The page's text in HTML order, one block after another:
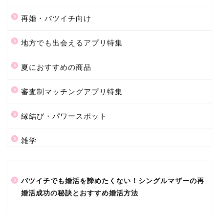
再婚・バツイチ向け
地方でも出会えるアプリ特集
夏におすすめの商品
審査制マッチングアプリ特集
縁結び・パワースポット
雑学
バツイチでも婚活を諦めたくない！シングルマザーの再
婚活成功の秘訣とおすすめ婚活方法